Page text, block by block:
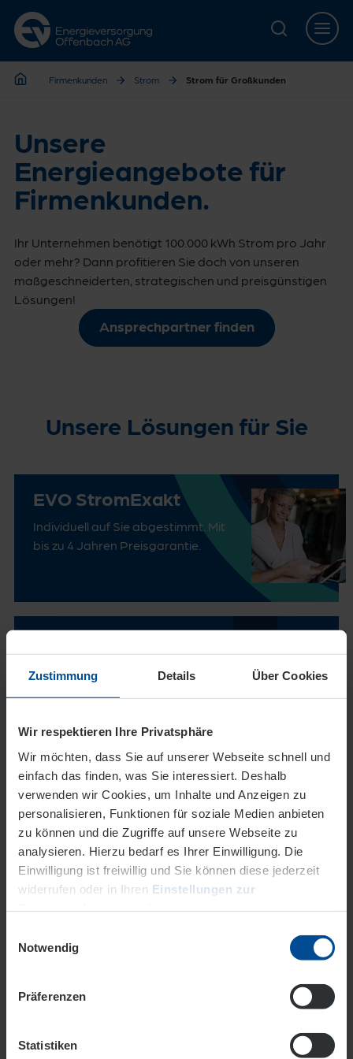
Zustimmung Details Über Cookies
Wir respektieren Ihre Privatsphäre
Wir möchten, dass Sie auf unserer Webseite schnell und
einfach das finden, was Sie interessiert. Deshalb
verwenden wir Cookies, um Inhalte und Anzeigen zu
personalisieren, Funktionen für soziale Medien anbieten
zu können und die Zugriffe auf unsere Webseite zu
analysieren. Hierzu bedarf es Ihrer Einwilligung. Die
Einwilligung ist freiwillig und Sie können diese jederzeit
widerrufen oder in Ihren Einstellungen zur
Datenschutz
Notwendig
Präferenzen
Statistiken
Zur Hauptnavigation springen
Zur Servicelasche springen
Zum Hauptinhalt springen
Zur Footernavigation springen
Firmenkunden Strom Strom für Großkunden
Unsere
Energieangebote für
Firmenkunden.
Ihr Unternehmen benötigt 100.000 kWh Strom pro Jahr
oder mehr? Dann profitieren Sie doch von unseren
maßgeschneiderten, strategischen und preisgünstigen
Lösungen!
Ansprechpartner finden
Unsere Lösungen für Sie
EVO StromExakt
Individuell auf Sie abgestimmt. Mit
bis zu 4 Jahren Preisgarantie.
Die flexible Variante: monatlich
immer zum günstigsten Zeitpunkt
Hier geht's direkt zum richtigen
Ansprechpartner für Ihre individuelle
Beratung.
Bitte geben Sie Ihre Postleitzahl ein